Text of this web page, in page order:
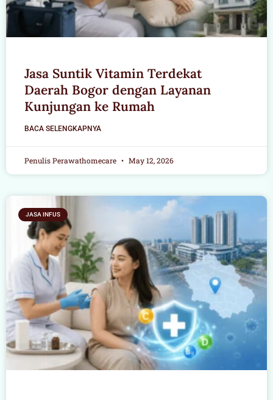
Jasa Suntik Vitamin Terdekat
Daerah Bogor dengan Layanan
Kunjungan ke Rumah
BACA SELENGKAPNYA
Penulis Perawathomecare May 12, 2026
JASA INFUS